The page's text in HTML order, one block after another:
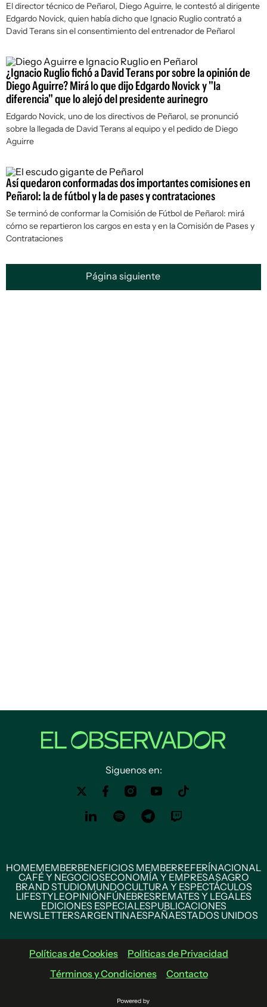
El director técnico de Peñarol, Diego Aguirre, le contestó al dirigente
Edgardo Novick, quien había dicho que Ignacio Ruglio contrató a
David Terans sin el consentimiento del entrenador de Peñarol
¿Ignacio Ruglio fichó a David Terans por sobre la opinión de
Diego Aguirre? Mirá lo que dijo Edgardo Novick y "la
diferencia" que lo alejó del presidente aurinegro
Edgardo Novick, uno de los directivos de Peñarol, se pronunció
sobre la llegada de David Terans al equipo y el pedido de Diego
Aguirre
Así quedaron conformadas dos importantes comisiones en
Peñarol: la de fútbol y la de pases y contrataciones
Se terminó de conformar la Comisión de Fútbol de Peñarol: mirá
cómo se repartieron los cargos en esta y en la Comisión de Pases y
Contrataciones
Página siguiente
Siguenos en:
HOMEMEMBERBENEFICIOS MEMBERREFERÍNACIONAL
CAFÉ Y NEGOCIOSECONOMÍA Y EMPRESASAGRO
BRAND STUDIOMUNDOCULTURA Y ESPECTÁCULOS
LIFESTYLEOPINIÓNFÚNEBRESREMATES Y LEGALES
EDICIONES ESPECIALESPUBLICACIONES
NEWSLETTERSARGENTINAESPAÑAESTADOS UNIDOS
Políticas de Cookies
Políticas de Privacidad
Términos y Condiciones
Contacto